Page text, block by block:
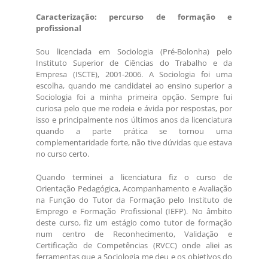
Caracterização: percurso de formação e
profissional
Sou licenciada em Sociologia (Pré-Bolonha) pelo
Instituto Superior de Ciências do Trabalho e da
Empresa (ISCTE), 2001-2006. A Sociologia foi uma
escolha, quando me candidatei ao ensino superior a
Sociologia foi a minha primeira opção. Sempre fui
curiosa pelo que me rodeia e ávida por respostas, por
isso e principalmente nos últimos anos da licenciatura
quando a parte prática se tornou uma
complementaridade forte, não tive dúvidas que estava
no curso certo.
Quando terminei a licenciatura fiz o curso de
Orientação Pedagógica, Acompanhamento e Avaliação
na Função do Tutor da Formação pelo Instituto de
Emprego e Formação Profissional (IEFP). No âmbito
deste curso, fiz um estágio como tutor de formação
num centro de Reconhecimento, Validação e
Certificação de Competências (RVCC) onde aliei as
ferramentas que a Sociologia me deu e os objetivos do